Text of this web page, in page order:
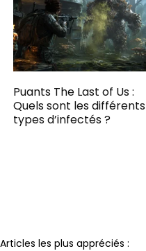
Puants The Last of Us :
Quels sont les différents
types d’infectés ?
Articles les plus appréciés :